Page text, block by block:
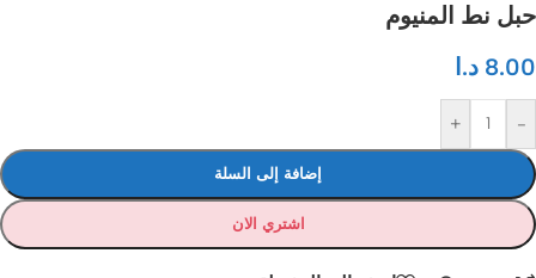
حبل نط المنيوم
8.00 د.ا
-
+
إضافة إلى السلة
اشتري الان